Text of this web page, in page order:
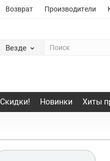
Возврат Производители
Везде
Скидки! Новинки Хиты